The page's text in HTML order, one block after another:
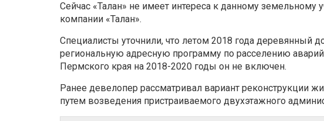
Сейчас «Талан» не имеет интереса к данному земельному
компании «Талан».
Специалисты уточнили, что летом 2018 года деревянный
региональную адресную программу по расселению
Пермского края на 2018-2020 годы он не включен.
Ранее девелопер рассматривал вариант реконструкции
путем возведения пристраиваемого двухэтажного